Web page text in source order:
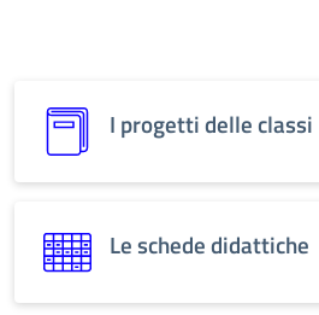
I progetti delle classi
Le schede didattiche